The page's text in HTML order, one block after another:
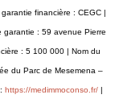
financière : CEGC |
garantie : 59 avenue Pierre
: 5 100 000 | Nom du
du Parc de Mesemena –
https://medimmoconso.fr/ |